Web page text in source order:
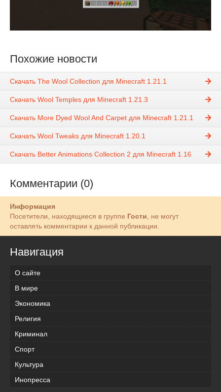
Похожие новости
Скачать The Wool Collection для Minecraft 1.21.1
Скачать Wool Temples для Minecraft 1.21.3
Скачать More Dyed Wool And Carpet для Minecraft 1.21.1
Скачать Wool Tweaks для Minecraft 1.20.1
Скачать Better Animations Collection 2 для Minecraft 1.16
Комментарии (0)
Информация
Посетители, находящиеся в группе Гости, не могут
оставлять комментарии к данной публикации.
Навигация
О сайте
В мире
Экономика
Религия
Криминал
Спорт
Культура
Инопресса